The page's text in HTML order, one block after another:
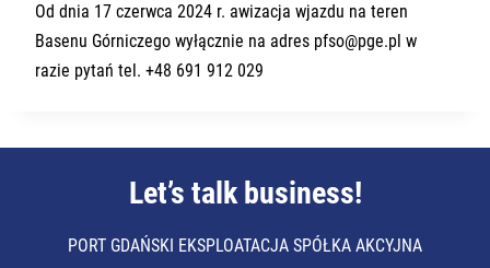
Od dnia 17 czerwca 2024 r. awizacja wjazdu na teren
Basenu Górniczego wyłącznie na adres pfso@pge.pl w
razie pytań tel. +48 691 912 029
Let’s talk business!
PORT GDAŃSKI EKSPLOATACJA SPÓŁKA AKCYJNA